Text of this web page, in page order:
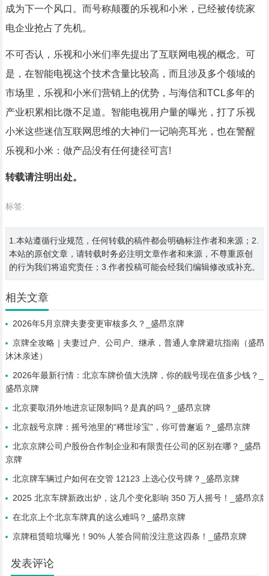
成为下一个风口。而号称颠覆的乐视和小米，已经被传统家
电企业抢占了先机。
不可否认，乐视和小米们率先提出了互联网电视的概念。可
是，在智能电视这个技术含量比较高，而且涉及多个领域的
市场里，乐视和小米们营销上的优势，与海信和TCL多年的
产业积累相比微不足道。智能电视用户量的曝光，打了乐视
小米这些迷信互联网思维的大神们一记响亮耳光，也在警醒
乐视和小米：做产品没有任何捷径可言!
转载请注明出处。
标签:
1.本站遵循行业规范，任何转载的稿件都会明确标注作者和来源；2.
本站的原创文章，请转载时务必注明文章作者和来源，不尊重原创
的行为我们将追究责任；3.作者投稿可能会经我们编辑修改或补充。
相关文章
2026年5月京牌夫妻变更审核多久？_盛昂京牌
京牌全攻略｜夫妻过户、公司户、继承，普通人拿牌避坑指南（盛昂
沐沐亲述）
2026年最新行情：北京车牌价值大洗牌，你的靓号现在值多少钱？_
盛昂京牌
北京要取消外地进京证限制吗？是真的吗？_盛昂京牌
北京靓号京牌：摇号池里的“稀世珍宝”，你可曾邂逅？_盛昂京牌
北京京牌公司户股份合作制企业和有限责任公司的区别在哪？_盛昂
京牌
北京牌车辆过户如何在交管 12123 上选心仪号牌？_盛昂京牌
2025 北京车牌新政出炉，这几个变化影响 350 万人摇号！_盛昂京牌
在北京上个北京车牌真的这么难吗？_盛昂京牌
京牌租赁暗坑曝光！90% 人签合同前没注意这四条！_盛昂京牌
发表评论